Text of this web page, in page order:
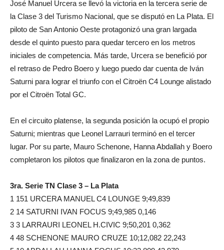
José Manuel Urcera se llevó la victoria en la tercera serie de
la Clase 3 del Turismo Nacional, que se disputó en La Plata. El
piloto de San Antonio Oeste protagonizó una gran largada
desde el quinto puesto para quedar tercero en los metros
iniciales de competencia. Más tarde, Urcera se benefició por
el retraso de Pedro Boero y luego puedo dar cuenta de Iván
Saturni para lograr el triunfo con el Citroën C4 Lounge alistado
por el Citroën Total GC.
En el circuito platense, la segunda posición la ocupó el propio
Saturni; mientras que Leonel Larrauri terminó en el tercer
lugar. Por su parte, Mauro Schenone, Hanna Abdallah y Boero
completaron los pilotos que finalizaron en la zona de puntos.
3ra. Serie TN Clase 3 – La Plata
1 151 URCERA MANUEL C4 LOUNGE 9;49,839
2 14 SATURNI IVAN FOCUS 9;49,985 0,146
3 3 LARRAURI LEONEL H.CIVIC 9;50,201 0,362
4 48 SCHENONE MAURO CRUZE 10;12,082 22,243